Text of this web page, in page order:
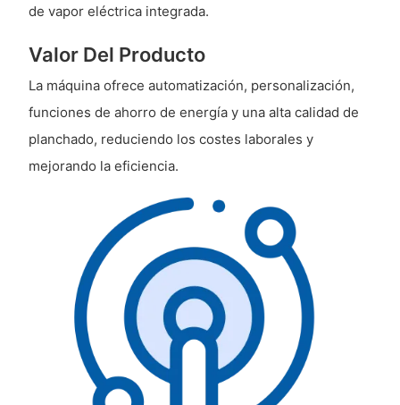
de vapor eléctrica integrada.
Valor Del Producto
La máquina ofrece automatización, personalización,
funciones de ahorro de energía y una alta calidad de
planchado, reduciendo los costes laborales y
mejorando la eficiencia.